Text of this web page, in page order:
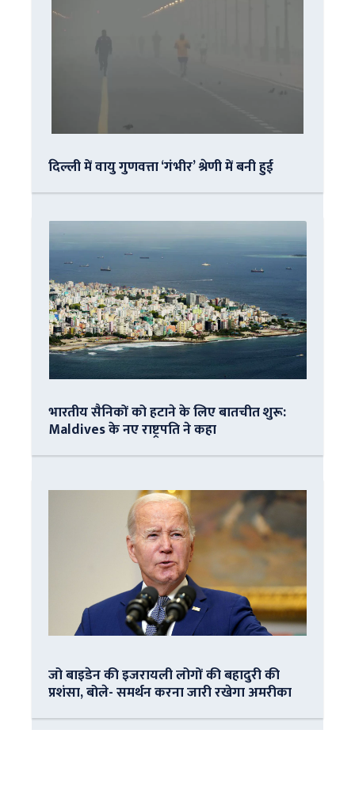
दिल्ली में वायु गुणवत्ता ‘गंभीर’ श्रेणी में बनी हुई
भारतीय सैनिकों को हटाने के लिए बातचीत शुरू:
Maldives के नए राष्ट्रपति ने कहा
जो बाइडेन की इजरायली लोगों की बहादुरी की
प्रशंसा, बोले- समर्थन करना जारी रखेगा अमरीका